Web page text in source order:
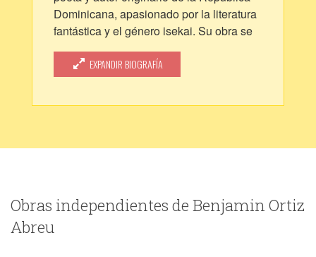
Dominicana, apasionado por la literatura
fantástica y el género isekai. Su obra se
caracteriza por su profunda conexión con
la imaginación y su capacidad para crear
mundos ricos y fascinantes. Además de
trompeta y el tin whistle irlandés, lo que le
Escritor de lo invisible, observador de lo
EXPANDIR BIOGRAFÍA
Obras independientes de Benjamin Ortiz
Abreu